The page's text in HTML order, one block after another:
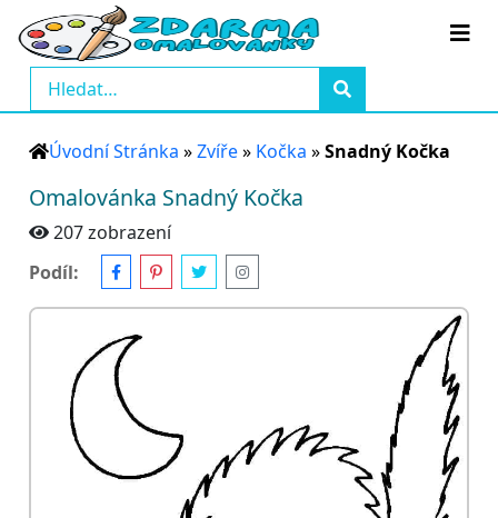
Úvodní Stránka »Zvíře» Kočka »Snadný Kočka
Omalovánka Snadný Kočka
207 zobrazení
Podíl: